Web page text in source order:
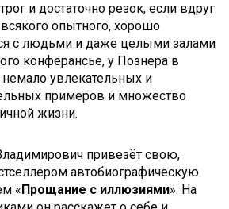
и достаточно резок, если вдруг
опытного, хорошо
с людьми и даже целыми залами
конферансье, у Познера в
немало увлекательных и
примеров и множество
жизни.
привезёт свою,
автобиографическую
« Прощание с иллюзиями». На